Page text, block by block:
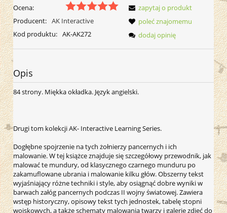
Ocena:
Producent: AK Interactive
Kod produktu: AK-AK272
zapytaj o produkt
poleć znajomemu
dodaj opinię
Opis
84 strony. Miękka okładka. Język angielski.
Drugi tom kolekcji AK- Interactive Learning Series.
Dogłębne spojrzenie na tych żołnierzy pancernych i ich
malowanie. W tej książce znajduje się szczegółowy przewodnik, jak
malować te mundury, od klasycznego czarnego munduru po
zakamuflowane ubrania i malowanie kilku głów. Obszerny tekst
wyjaśniający różne techniki i style, aby osiągnąć dobre wyniki w
barwach załóg pancernych podczas II wojny światowej. Zawiera
wstęp historyczny, opisowy tekst tych jednostek, tabelę stopni
wojskowych, a także schematy malowania twarzy i galerię zdjęć do